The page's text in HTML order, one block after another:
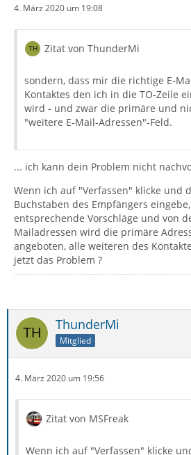
4. März 2020 um 19:08
Zitat von ThunderMi
sondern, dass mir die richtige E-
Kontaktes den ich in die TO-Zeile
wird - und zwar die primäre und
"weitere E-Mail-Adressen"-Feld.
... ich kann dein Problem nicht
Wenn ich auf "Verfassen" klicke und
Buchstaben des Empfängers
entsprechende Vorschläge und von
Mailadressen wird die primäre
angeboten, alle weiteren des
jetzt das Problem ?
ThunderMi
Mitglied
4. März 2020 um 19:56
Zitat von MSFreak
Wenn ich auf "Verfassen" klicke